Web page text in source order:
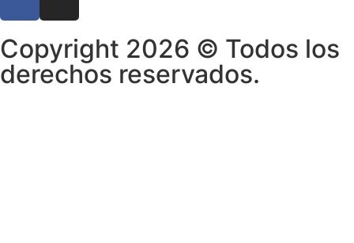
Copyright 2026 © Todos los
derechos reservados.